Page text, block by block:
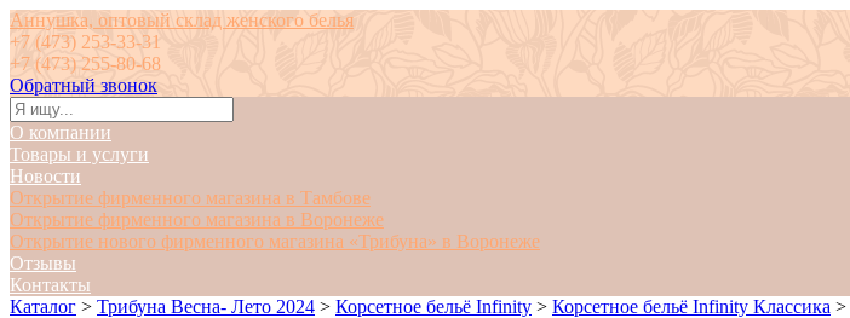
Аннушка, оптовый склад женского белья
+7 (473) 253-33-31
+7 (473) 255-80-68
Обратный звонок
О компании
Товары и услуги
Новости
Открытие фирменного магазина в Тамбове
Открытие фирменного магазина в Воронеже
Открытие нового фирменного магазина «Трибуна» в Воронеже
Отзывы
Контакты
Каталог > Трибуна Весна- Лето 2024 > Корсетное бельё Infinity > Корсетное бельё Infinity Классика >